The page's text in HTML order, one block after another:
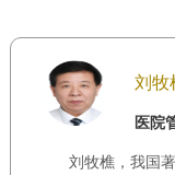
刘牧
医院
刘牧樵，我国